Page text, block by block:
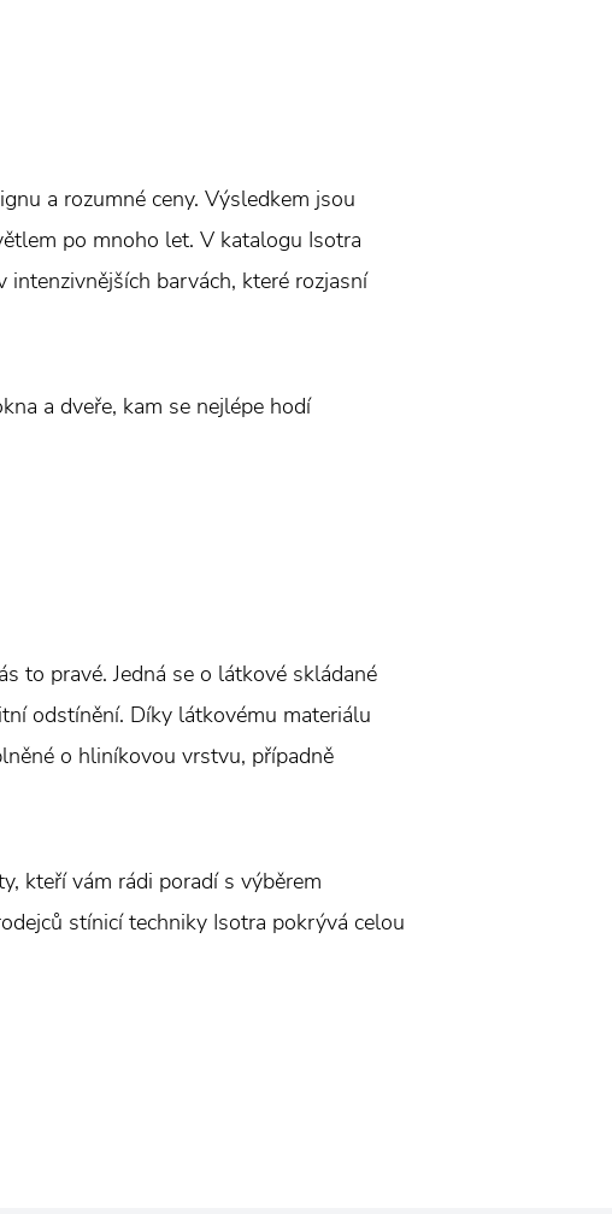
a rozumné ceny. Výsledkem jsou
po mnoho let. V katalogu Isotra
intenzivnějších barvách, které rozjasní
a dveře, kam se nejlépe hodí
to pravé. Jedná se o látkové skládané
odstínění. Díky látkovému materiálu
o hliníkovou vrstvu, případně
kteří vám rádi poradí s výběrem
stínicí techniky Isotra pokrývá celou